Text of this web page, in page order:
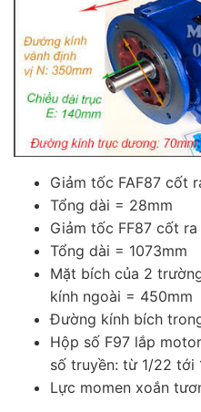
Giảm tốc FAF87 cốt
Tổng dài = 28mm
Giảm tốc FF87 cốt
Tổng dài = 1073mm
Mặt bích của 2
kính ngoài = 450mm
Đường kính bích
Hộp số F97 lắp
số truyền: từ 1/22 tới
Lực momen xoắn